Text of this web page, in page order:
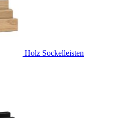
Holz Sockelleisten